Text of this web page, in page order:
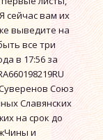
сейчас вам их
выведите на
все три
в 17:56 за
Cоюз
Славянских
на срок до
и